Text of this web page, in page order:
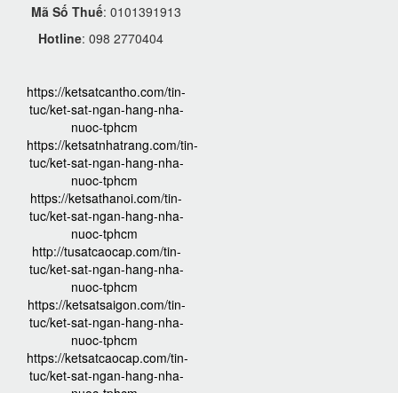
Mã Số Thuế: 0101391913
Hotline: 098 2770404
https://ketsatcantho.com/tin-
tuc/ket-sat-ngan-hang-nha-
nuoc-tphcm
https://ketsatnhatrang.com/tin-
tuc/ket-sat-ngan-hang-nha-
nuoc-tphcm
https://ketsathanoi.com/tin-
tuc/ket-sat-ngan-hang-nha-
nuoc-tphcm
http://tusatcaocap.com/tin-
tuc/ket-sat-ngan-hang-nha-
nuoc-tphcm
https://ketsatsaigon.com/tin-
tuc/ket-sat-ngan-hang-nha-
nuoc-tphcm
https://ketsatcaocap.com/tin-
tuc/ket-sat-ngan-hang-nha-